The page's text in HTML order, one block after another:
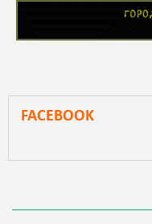
FACEBOOK